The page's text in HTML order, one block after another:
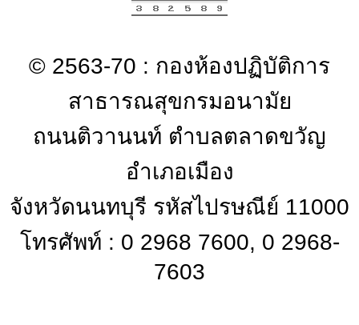
© 2563-70 : กองห้องปฏิบัติการ
สาธารณสุขกรมอนามัย
ถนนติวานนท์ ตำบลตลาดขวัญ
อำเภอเมือง
จังหวัดนนทบุรี รหัสไปรษณีย์ 11000
โทรศัพท์ : 0 2968 7600, 0 2968-
7603